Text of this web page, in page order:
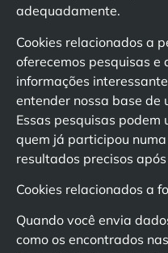
adequadamente.
Cookies relacionados a
oferecemos pesquisas
informações
entender nossa base de
Essas pesquisas
quem já participou
resultados precisos
Cookies relacionados a
Quando você envia
como os encontrados